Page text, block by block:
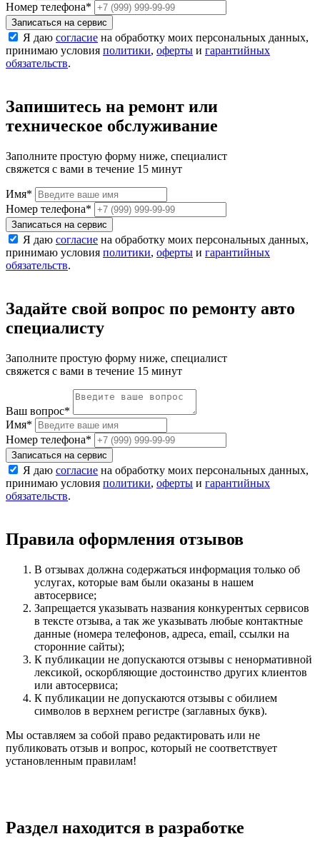
Номер телефона*
Записаться на сервис
Я даю согласие на обработку моих персональных данных,
принимаю условия политики, оферты и гарантийных
обязательств.
Запишитесь на ремонт или
техническое обслуживание
Заполните простую форму ниже, специалист
свяжется с вами в течение 15 минут
Имя*
Номер телефона*
Записаться на сервис
Я даю согласие на обработку моих персональных данных,
принимаю условия политики, оферты и гарантийных
обязательств.
Задайте свой вопрос по ремонту авто
специалисту
Заполните простую форму ниже, специалист
свяжется с вами в течение 15 минут
Ваш вопрос*
Имя*
Номер телефона*
Записаться на сервис
Я даю согласие на обработку моих персональных данных,
принимаю условия политики, оферты и гарантийных
обязательств.
Правила оформления отзывов
В отзывах должна содержаться информация только об
услугах, которые вам были оказаны в нашем
автосервисе;
Запрещается указывать названия конкурентых сервисов
в тексте отзыва, а так же указывать любые контактные
данные (номера телефонов, адреса, email, ссылки на
сторонние сайты);
К публикации не допускаются отзывы с ненормативной
лексикой, оскорбляющие достоинство других клиентов
или автосервиса;
К публикации не допускаются отзывы с обилием
символов в верхнем регистре (заглавных букв).
Мы оставляем за собой право редактировать или не
публиковать отзыв и вопрос, который не соответствует
установленным правилам!
Раздел находится в разработке